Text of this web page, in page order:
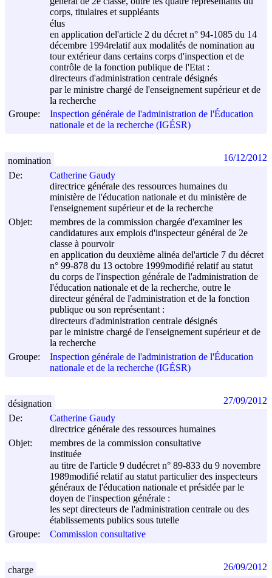
corps, titulaires et suppléants
élus
en application del'article 2 du décret n° 94-1085 du 14
décembre 1994relatif aux modalités de nomination au
tour extérieur dans certains corps d'inspection et de
contrôle de la fonction publique de l'Etat :
directeurs d'administration centrale désignés
par le ministre chargé de l'enseignement supérieur et de
la recherche
Groupe:
Inspection générale de l'administration de l'Éducation
nationale et de la recherche (IGÉSR)
De:
Catherine Gaudy
directrice générale des ressources humaines du
ministère de l'éducation nationale et du ministère de
l'enseignement supérieur et de la recherche
Objet:
membres de la commission chargée d'examiner les
candidatures aux emplois d'inspecteur général de 2e
classe à pourvoir
en application du deuxième alinéa del'article 7 du décret
n° 99-878 du 13 octobre 1999modifié relatif au statut
du corps de l'inspection générale de l'administration de
l'éducation nationale et de la recherche, outre le
directeur général de l'administration et de la fonction
publique ou son représentant :
directeurs d'administration centrale désignés
par le ministre chargé de l'enseignement supérieur et de
la recherche
Groupe:
Inspection générale de l'administration de l'Éducation
nationale et de la recherche (IGÉSR)
nomination 16/12/2012
De:
Catherine Gaudy
directrice générale des ressources humaines
Objet:
membres de la commission consultative
instituée
au titre de l'article 9 dudécret n° 89-833 du 9 novembre
1989modifié relatif au statut particulier des inspecteurs
généraux de l'éducation nationale et présidée par le
doyen de l'inspection générale :
les sept directeurs de l'administration centrale ou des
établissements publics sous tutelle
Groupe:
Commission consultative
désignation 27/09/2012
charge 26/09/2012